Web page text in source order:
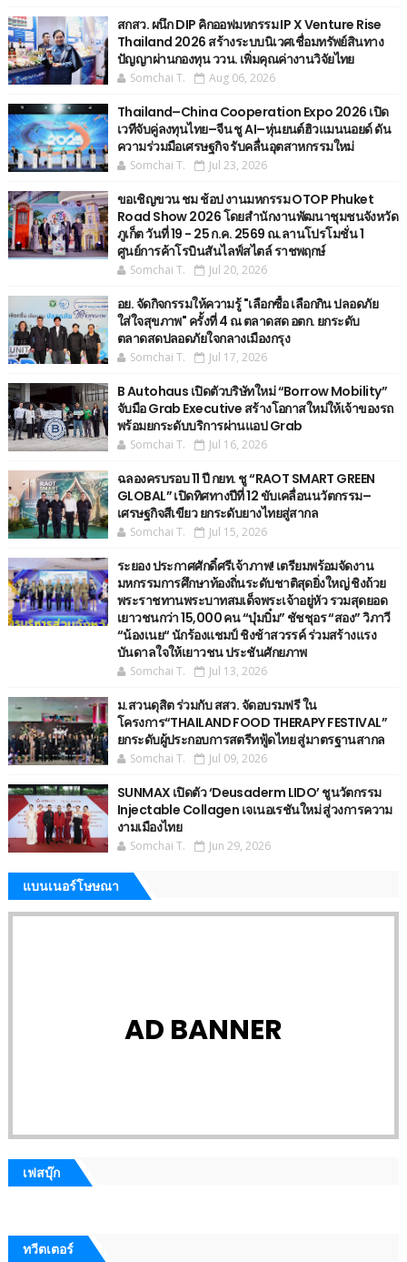
สกสว. ผนึก DIP คิกออฟมหกรรม IP X Venture Rise
Thailand 2026 สร้างระบบนิเวศเชื่อมทรัพย์สินทาง
ปัญญาผ่านกองทุน ววน. เพิ่มคุณค่างานวิจัยไทย
Somchai T. Aug 06, 2026
Thailand–China Cooperation Expo 2026 เปิด
เวทีจับคู่ลงทุนไทย–จีน ชู AI–หุ่นยนต์ฮิวแมนนอยด์ ดัน
ความร่วมมือเศรษฐกิจ รับคลื่นอุตสาหกรรมใหม่
Somchai T. Jul 23, 2026
ขอเชิญขวน ชม ช้อป งานมหกรรม OTOP Phuket
Road Show 2026 โดยสำนักงานพัฒนาชุมชนจังหวัด
ภูเก็ต วันที่ 19 - 25 ก.ค. 2569 ณ.ลานโปรโมชั่น 1
ศูนย์การค้าโรบินสันไลฟ์สไตล์ ราชพฤกษ์
Somchai T. Jul 20, 2026
อย. จัดกิจกรรมให้ความรู้ "เลือกซื้อ เลือกกิน ปลอดภัย
ใส่ใจสุขภาพ" ครั้งที่ 4 ณ ตลาดสด อตก. ยกระดับ
ตลาดสดปลอดภัยใจกลางเมืองกรุง
Somchai T. Jul 17, 2026
B Autohaus เปิดตัวบริษัทใหม่ “Borrow Mobility”
จับมือ Grab Executive สร้างโอกาสใหม่ให้เจ้าของรถ
พร้อมยกระดับบริการผ่านแอป Grab
Somchai T. Jul 16, 2026
ฉลองครบรอบ 11 ปี กยท. ชู “RAOT SMART GREEN
GLOBAL” เปิดทิศทางปีที่ 12 ขับเคลื่อนนวัตกรรม–
เศรษฐกิจสีเขียว ยกระดับยางไทยสู่สากล
Somchai T. Jul 15, 2026
ระยอง ประกาศศักดิ์ศรีเจ้าภาพ! เตรียมพร้อมจัดงาน
มหกรรมการศึกษาท้องถิ่นระดับชาติสุดยิ่งใหญ่ ชิงถ้วย
พระราชทานพระบาทสมเด็จพระเจ้าอยู่หัว รวมสุดยอด
เยาวชนกว่า 15,000 คน “บุ๋มบิ๋ม” ชัชชุอร “สอง” วิภาวี
“น้องเนย“ นักร้องแชมป์ ชิงช้าสวรรค์ ร่วมสร้างแรง
บันดาลใจให้เยาวชน ประชันศักยภาพ
Somchai T. Jul 13, 2026
ม.สวนดุสิต ร่วมกับ สสว. จัดอบรมฟรี ใน
โครงการ“THAILAND FOOD THERAPY FESTIVAL”
ยกระดับผู้ประกอบการสตรีทฟู้ดไทย สู่มาตรฐานสากล
Somchai T. Jul 09, 2026
SUNMAX เปิดตัว ‘Deusaderm LIDO’ ชูนวัตกรรม
Injectable Collagen เจเนอเรชันใหม่ สู่วงการความ
งามเมืองไทย
Somchai T. Jun 29, 2026
แบนเนอร์โษษณา
AD BANNER
เฟสบุ๊ก
ทวีตเตอร์